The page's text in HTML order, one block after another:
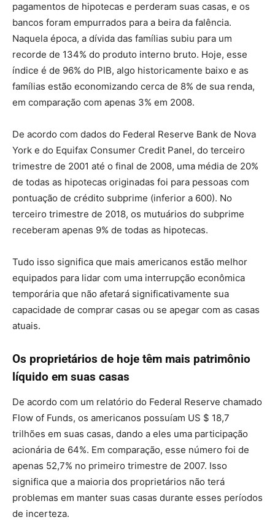
pagamentos de hipotecas e perderam suas casas, e os
bancos foram empurrados para a beira da falência.
Naquela época, a dívida das famílias subiu para um
recorde de 134% do produto interno bruto. Hoje, esse
índice é de 96% do PIB, algo historicamente baixo e as
famílias estão economizando cerca de 8% de sua renda,
em comparação com apenas 3% em 2008.
De acordo com dados do Federal Reserve Bank de Nova
York e do Equifax Consumer Credit Panel, do terceiro
trimestre de 2001 até o final de 2008, uma média de 20%
de todas as hipotecas originadas foi para pessoas com
pontuação de crédito subprime (inferior a 600). No
terceiro trimestre de 2018, os mutuários do subprime
receberam apenas 9% de todas as hipotecas.
Tudo isso significa que mais americanos estão melhor
equipados para lidar com uma interrupção econômica
temporária que não afetará significativamente sua
capacidade de comprar casas ou se apegar com as casas
atuais.
Os proprietários de hoje têm mais patrimônio
líquido em suas casas
De acordo com um relatório do Federal Reserve chamado
Flow of Funds, os americanos possuíam US $ 18,7
trilhões em suas casas, dando a eles uma participação
acionária de 64%. Em comparação, esse número foi de
apenas 52,7% no primeiro trimestre de 2007. Isso
significa que a maioria dos proprietários não terá
problemas em manter suas casas durante esses períodos
de incerteza.